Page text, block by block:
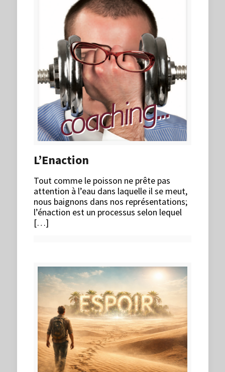
L’Enaction
Tout comme le poisson ne prête pas
attention à l’eau dans laquelle il se meut,
nous baignons dans nos représentations;
l’énaction est un processus selon lequel
[…]